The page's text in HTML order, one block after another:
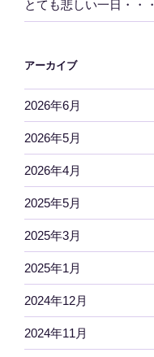
とても悲しい一日・・・
アーカイブ
2026年6月
2026年5月
2026年4月
2025年5月
2025年3月
2025年1月
2024年12月
2024年11月